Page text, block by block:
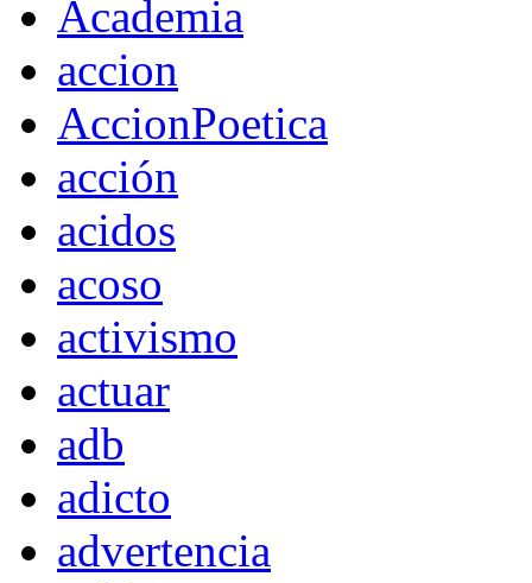
Academia
accion
AccionPoetica
acción
acidos
acoso
activismo
actuar
adb
adicto
advertencia